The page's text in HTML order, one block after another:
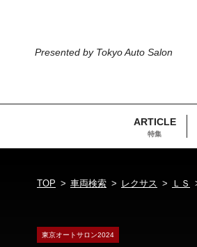
Presented by Tokyo Auto Salon
ARTICLE
特集
TOP 車両検索 レクサス ＬＳ
東京オートサロン2024